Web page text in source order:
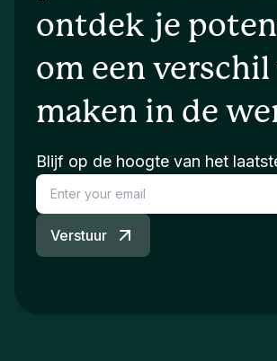
ontdek je
om een verschil
maken in de
Blijf op de hoogte van het
Verstuur